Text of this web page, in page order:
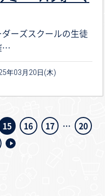
ーズスクールの生徒
…
年03月20日(木)
15 16 17 20